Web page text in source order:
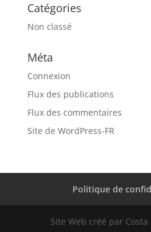
Catégories
Non classé
Méta
Connexion
Flux des publications
Flux des commentaires
Site de WordPress-FR
Politique de
Site Web créé par